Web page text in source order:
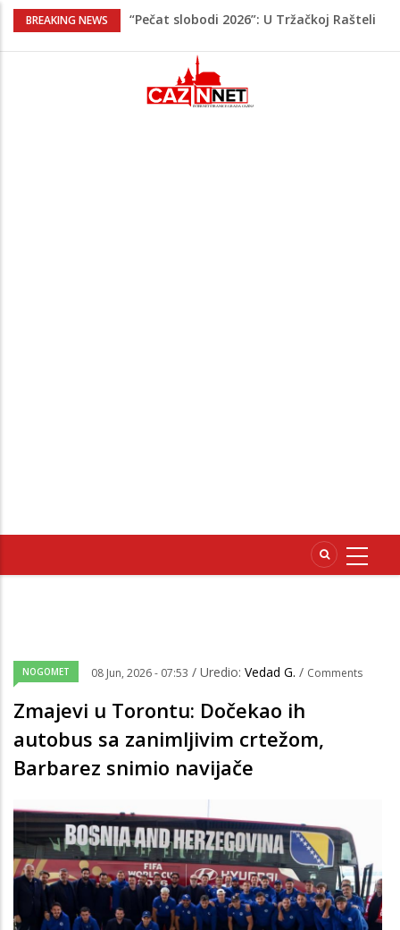
BREAKING NEWS
“Pečat slobodi 2026”: U Tržačkoj Rašteli
Unsko-sanskog kantona
Porodica iz Krajine u centru afere,
gradonačelnik Kelna pokrenuo istragu
NOGOMET 08 Jun, 2026 - 07:53 / Uredio: Vedad G. / Comments
Zmajevi u Torontu: Dočekao ih
autobus sa zanimljivim crtežom,
Barbarez snimio navijače